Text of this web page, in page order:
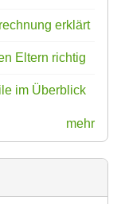
erklärt
Eltern richtig
im Überblick
mehr